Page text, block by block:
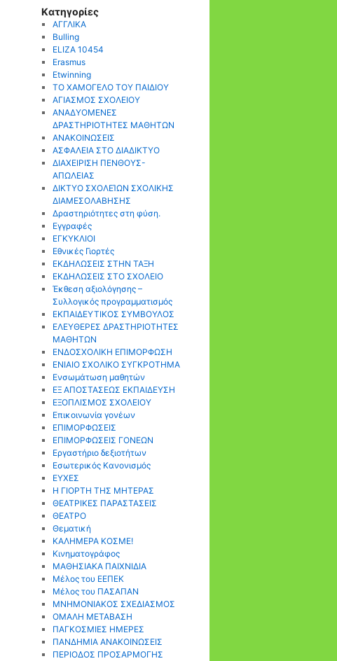
Kατηγορίες
AΓΓΛΙΚΑ
Bulling
ELIZA 10454
Erasmus
Etwinning
TO ΧΑΜΟΓΕΛΟ ΤΟΥ ΠΑΙΔΙΟΥ
ΑΓΙΑΣΜΟΣ ΣΧΟΛΕΙΟΥ
ΑΝΑΔΥΟΜΕΝΕΣ
ΔΡΑΣΤΗΡΙΟΤΗΤΕΣ ΜΑΘΗΤΩΝ
ΑΝΑΚΟΙΝΩΣΕΙΣ
ΑΣΦΑΛΕΙΑ ΣΤΟ ΔΙΑΔΙΚΤΥΟ
ΔΙΑΧΕΙΡΙΣΗ ΠΕΝΘΟΥΣ-
ΑΠΩΛΕΙΑΣ
ΔΙΚΤΥΟ ΣΧΟΛΕΊΩΝ ΣΧΟΛΙΚΗΣ
ΔΙΑΜΕΣΟΛΑΒΗΣΗΣ
Δραστηριότητες στη φύση.
Εγγραφές
ΕΓΚΥΚΛΙΟΙ
Εθνικές Γιορτές
ΕΚΔΗΛΩΣΕΙΣ ΣΤΗΝ ΤΑΞΗ
ΕΚΔΗΛΩΣΕΙΣ ΣΤΟ ΣΧΟΛΕΙΟ
Έκθεση αξιολόγησης –
Συλλογικός προγραμματισμός
ΕΚΠΑΙΔΕΥΤΙΚΟΣ ΣΥΜΒΟΥΛΟΣ
ΕΛΕΥΘΕΡΕΣ ΔΡΑΣΤΗΡΙΟΤΗΤΕΣ
ΜΑΘΗΤΩΝ
ΕΝΔΟΣΧΟΛΙΚΗ ΕΠΙΜΟΡΦΩΣΗ
ΕΝΙΑΙΟ ΣΧΟΛΙΚΟ ΣΥΓΚΡΟΤΗΜΑ
Ενσωμάτωση μαθητών
ΕΞ ΑΠΟΣΤΑΣΕΩΣ ΕΚΠΑΙΔΕΥΣΗ
ΕΞΟΠΛΙΣΜΟΣ ΣΧΟΛΕΙΟΥ
Επικοινωνία γονέων
ΕΠΙΜΟΡΦΩΣΕΙΣ
ΕΠΙΜΟΡΦΩΣΕΙΣ ΓΟΝΕΩΝ
Εργαστήριο δεξιοτήτων
Εσωτερικός Κανονισμός
ΕΥΧΕΣ
Η ΓΙΟΡΤΗ ΤΗΣ ΜΗΤΕΡΑΣ
ΘΕΑΤΡΙΚΕΣ ΠΑΡΑΣΤΑΣΕΙΣ
ΘΕΑΤΡΟ
Θεματική
ΚΑΛΗΜΕΡΑ ΚΟΣΜΕ!
Κινηματογράφος
ΜΑΘΗΣΙΑΚΑ ΠΑΙΧΝΙΔΙΑ
Μέλος του ΕΕΠΕΚ
Μέλος του ΠΑΣΑΠΑΝ
ΜΝΗΜΟΝΙΑΚΟΣ ΣΧΕΔΙΑΣΜΟΣ
ΟΜΑΛΗ ΜΕΤΑΒΑΣΗ
ΠΑΓΚΟΣΜΙΕΣ ΗΜΕΡΕΣ
ΠΑΝΔΗΜΙΑ ΑΝΑΚΟΙΝΩΣΕΙΣ
ΠΕΡΙΟΔΟΣ ΠΡΟΣΑΡΜΟΓΗΣ